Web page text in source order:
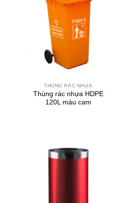
THÙNG RÁC NHỰA
Thùng rác nhựa HDPE
120L màu cam